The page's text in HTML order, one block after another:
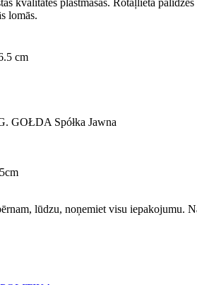
lomās.
cm
GOŁDA Spółka Jawna
lūdzu, noņemiet visu iepakojumu.